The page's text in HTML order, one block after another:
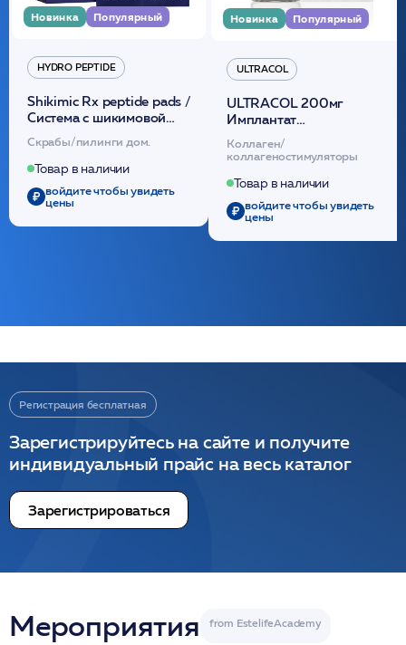
Новинка Популярный
HYDRO PEPTIDE
Shikimic Rx peptide pads /
Cистема с шикимовой
кислотой обновляющая
(30шт) /HP
Скрабы/пилинги дом.
Товар в наличии
войдите чтобы увидеть
цены
Новинка Популярный
ULTRACOL
ULTRACOL 200мг
Имплантат
внутридермальный,
стерильный на основе
полидиоксанона
/ULTRACOL
Коллаген/
коллагеностимуляторы
Товар в наличии
войдите чтобы увидеть
цены
Регистрация бесплатная
Зарегистрируйтесь на сайте и получите
индивидуальный прайс на весь каталог
Зарегистрироваться
Мероприятия